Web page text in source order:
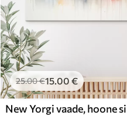
25.00€15.00 €